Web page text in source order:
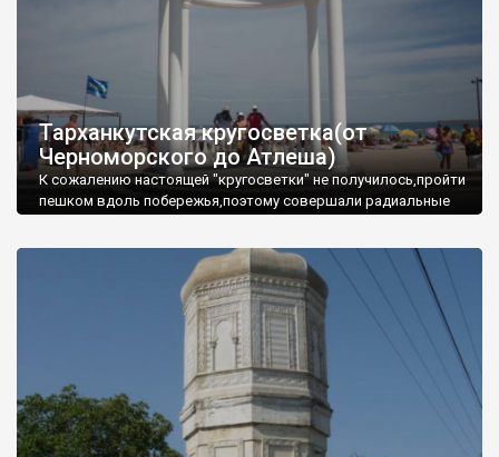
Тарханкутская кругосветка(от
Черноморского до Атлеша)
К сожалению настоящей "кругосветки" не получилось,пройти
пешком вдоль побережья,поэтому совершали радиальные